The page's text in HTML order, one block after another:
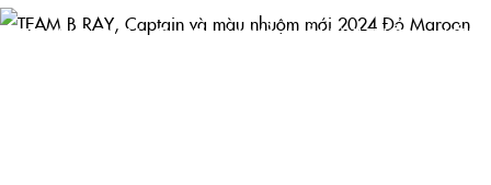
TEAM B RAY, CAPTAIN VÀ MÀU NHUỘM MỚI